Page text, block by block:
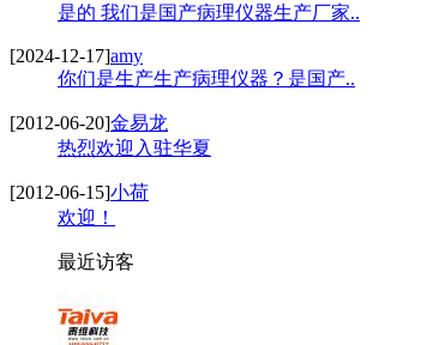
是的 我们是国产病理仪器生产厂家..
[2024-12-17]amy
你们是生产生产病理仪器？是国产..
[2012-06-20]金易龙
热烈欢迎入驻华夏
[2012-06-15]小荷
欢迎！
最近访客